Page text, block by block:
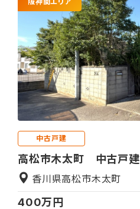
中古戸建
高松市木太町 中古戸建
400万円
香川県高松市木太町